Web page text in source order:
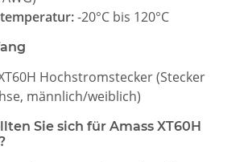
-20°C bis 120°C
Hochstromstecker (Stecker
männlich/weiblich)
Sie sich für Amass XT60H